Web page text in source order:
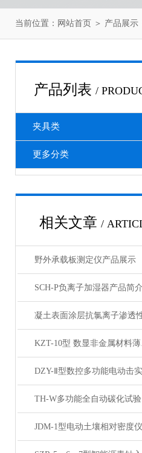
当前位置： 网站首页 ＞ 产品展示
产品列表 /
夹具类
更多分类
相关文章 /
野外承载板测定仪产品展示
SCH-P负离子加湿器产品简介